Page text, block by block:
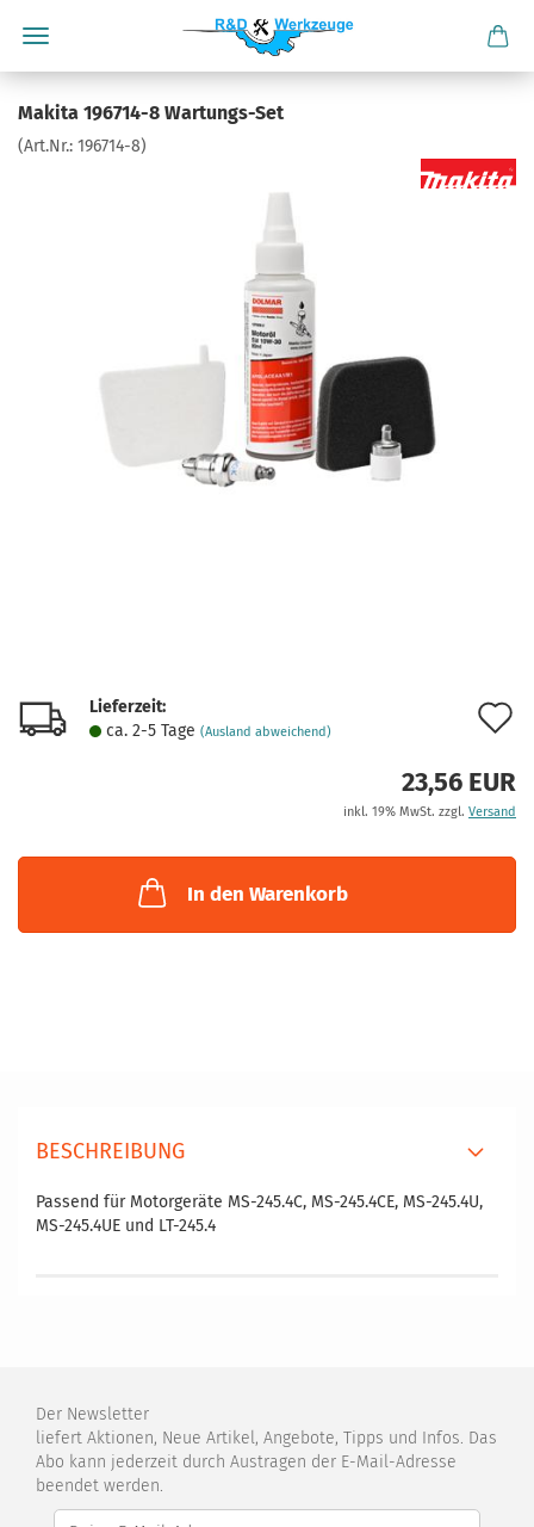
Makita 196714-8 Wartungs-Set
(Art.Nr.: 196714-8)
Lieferzeit:
ca. 2-5 Tage (Ausland abweichend)
23,56 EUR
inkl. 19% MwSt. zzgl. Versand
In den Warenkorb
BESCHREIBUNG
Passend für Motorgeräte MS-245.4C, MS-245.4CE, MS-245.4U,
MS-245.4UE und LT-245.4
Der Newsletter
liefert Aktionen, Neue Artikel, Angebote, Tipps und Infos. Das
Abo kann jederzeit durch Austragen der E-Mail-Adresse
beendet werden.